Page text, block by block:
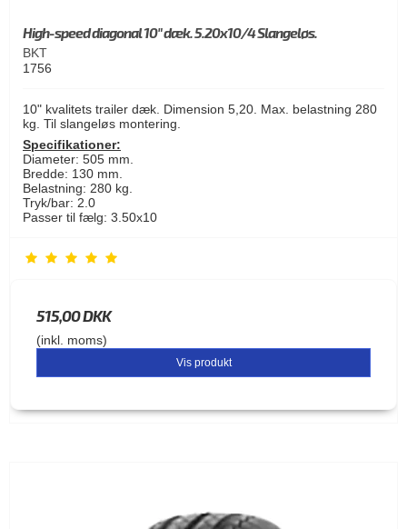
High-speed diagonal 10" dæk. 5.20x10/4 Slangeløs.
BKT
1756
10" kvalitets trailer dæk. Dimension 5,20. Max. belastning 280
kg. Til slangeløs montering.
Specifikationer:
Diameter: 505 mm.
Bredde: 130 mm.
Belastning: 280 kg.
Tryk/bar: 2.0
Passer til fælg: 3.50x10
515,00 DKK
(inkl. moms)
Vis produkt